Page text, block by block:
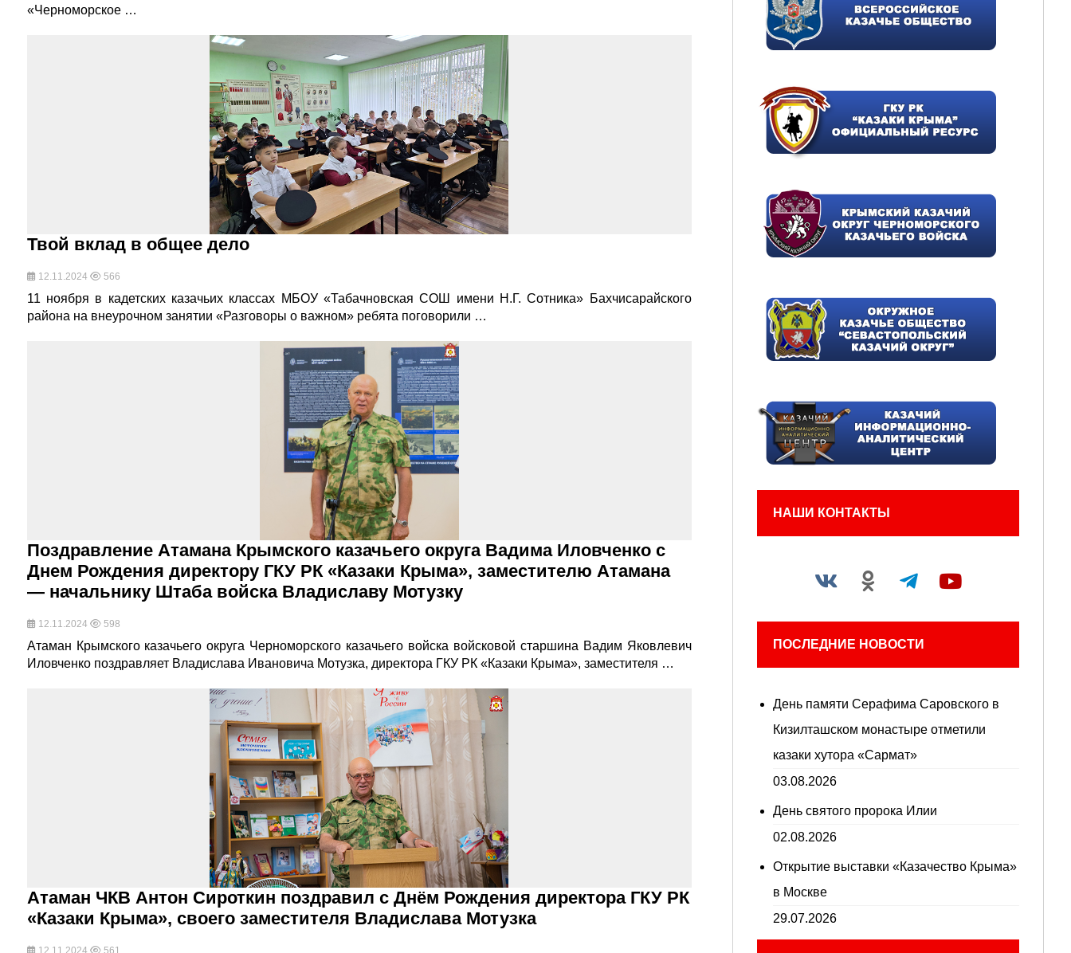
«Черноморское …
Твой вклад в общее дело
12.11.2024 566
11 ноября в кадетских казачьих классах МБОУ «Табачновская СОШ имени Н.Г. Сотника» Бахчисарайского
района на внеурочном занятии «Разговоры о важном» ребята поговорили …
Поздравление Атамана Крымского казачьего округа Вадима Иловченко с
Днем Рождения директору ГКУ РК «Казаки Крыма», заместителю Атамана
— начальнику Штаба войска Владиславу Мотузку
12.11.2024 598
Атаман Крымского казачьего округа Черноморского казачьего войска войсковой старшина Вадим Яковлевич
Иловченко поздравляет Владислава Ивановича Мотузка, директора ГКУ РК «Казаки Крыма», заместителя …
Атаман ЧКВ Антон Сироткин поздравил с Днём Рождения директора ГКУ РК
«Казаки Крыма», своего заместителя Владислава Мотузка
12.11.2024 561
НАШИ КОНТАКТЫ
ПОСЛЕДНИЕ НОВОСТИ
День памяти Серафима Саровского в
Кизилташском монастыре отметили
казаки хутора «Сармат»
03.08.2026
День святого пророка Илии
02.08.2026
Открытие выставки «Казачество Крыма»
в Москве
29.07.2026